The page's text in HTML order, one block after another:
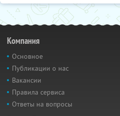
Компания
Основное
Публикации о нас
Вакансии
Правила сервиса
Ответы на вопросы